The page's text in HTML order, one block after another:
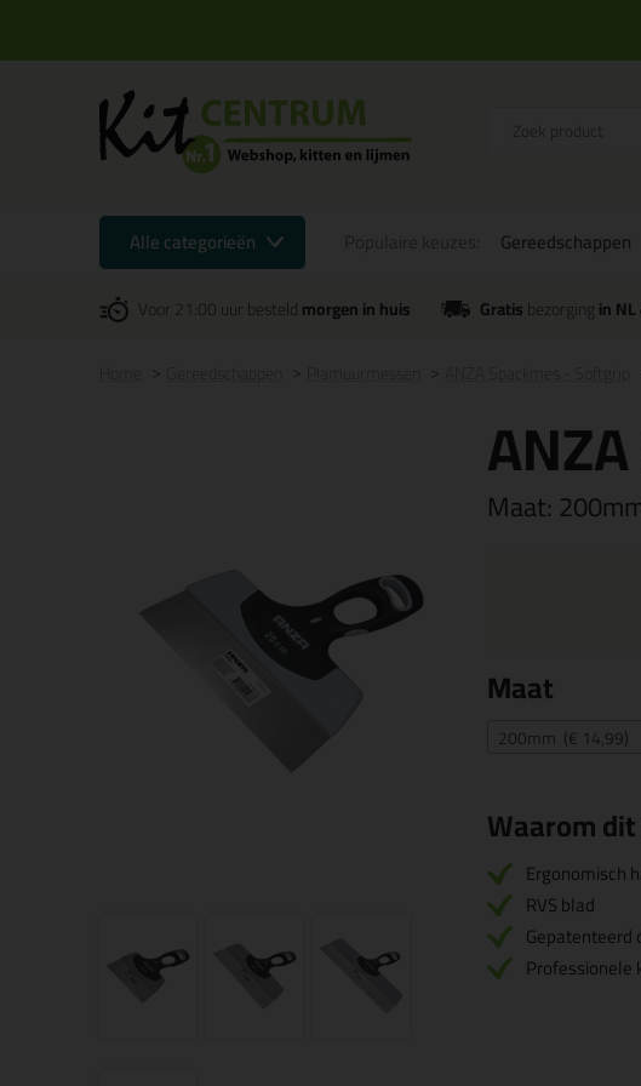
Alle categorieën Gereedschappen
Voor 21:00 uur besteldmorgen in huis Gratisbezorgingin
Maat:
Maat
200mm (€ 14,99)
Waarom
Ergonomisch
RVS blad